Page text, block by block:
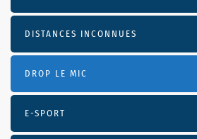
DISTANCES INCONNUES
DROP LE MIC
E-SPORT